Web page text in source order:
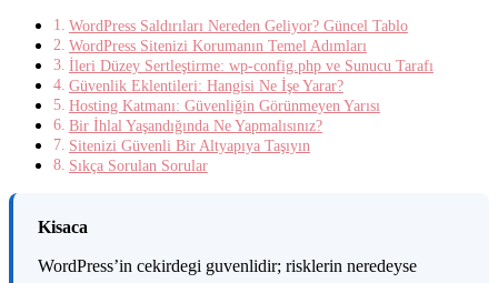
WordPress Saldırıları Nereden Geliyor? Güncel Tablo
WordPress Sitenizi Korumanın Temel Adımları
İleri Düzey Sertleştirme: wp-config.php ve Sunucu Tarafı
Güvenlik Eklentileri: Hangisi Ne İşe Yarar?
Hosting Katmanı: Güvenliğin Görünmeyen Yarısı
Bir İhlal Yaşandığında Ne Yapmalısınız?
Sitenizi Güvenli Bir Altyapıya Taşıyın
Sıkça Sorulan Sorular
Kisaca
WordPress’in cekirdegi guvenlidir; risklerin neredeyse